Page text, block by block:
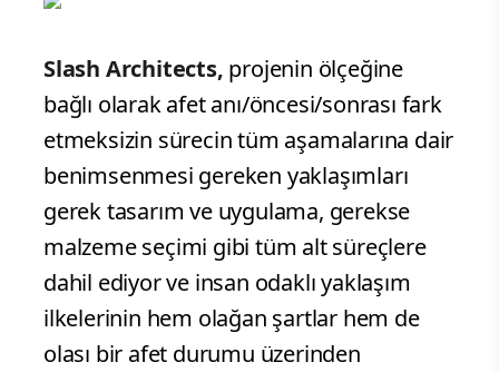
Slash Architects, projenin ölçeğine
bağlı olarak afet anı/öncesi/sonrası fark
etmeksizin sürecin tüm aşamalarına dair
benimsenmesi gereken yaklaşımları
gerek tasarım ve uygulama, gerekse
malzeme seçimi gibi tüm alt süreçlere
dahil ediyor ve insan odaklı yaklaşım
ilkelerinin hem olağan şartlar hem de
olası bir afet durumu üzerinden